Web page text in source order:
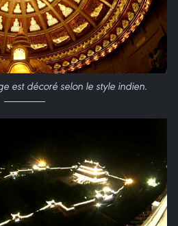
est décoré selon le style indien.